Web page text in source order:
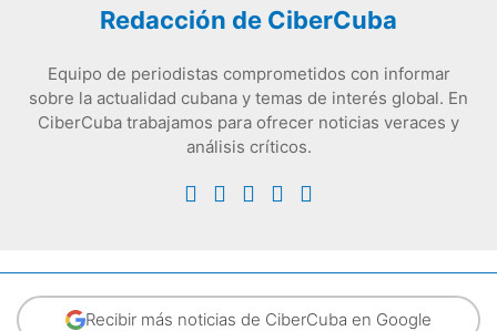
Redacción de CiberCuba
Equipo de periodistas comprometidos con informar
sobre la actualidad cubana y temas de interés global. En
CiberCuba trabajamos para ofrecer noticias veraces y
análisis críticos.
Recibir más noticias de CiberCuba en Google